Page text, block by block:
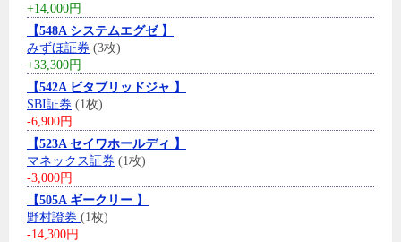
+14,000円
【548A システムエグゼ 】
みずほ証券 (3枚)
+33,300円
【542A ビタブリッドジャ 】
SBI証券 (1枚)
-6,900円
【523A セイワホールディ 】
マネックス証券 (1枚)
-3,000円
【505A ギークリー 】
野村證券 (1枚)
-14,300円